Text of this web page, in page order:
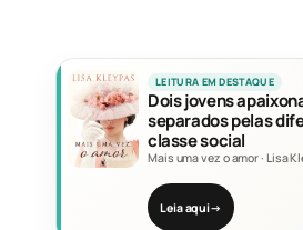
LEITURA EM DESTAQUE
Dois jovens
separados pelas
classe social
Mais uma vez o amor· Lisa
Leia aqui→